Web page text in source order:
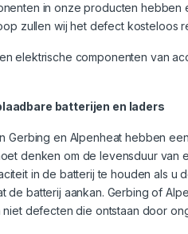
in onze producten hebben
zullen wij het defect kosteloos
elektrische componenten van
batterijen en laders
Gerbing en Alpenheat hebben
denken om de levensduur
in de batterij te houden als
de batterij aankan. Gerbing of
defecten die ontstaan door